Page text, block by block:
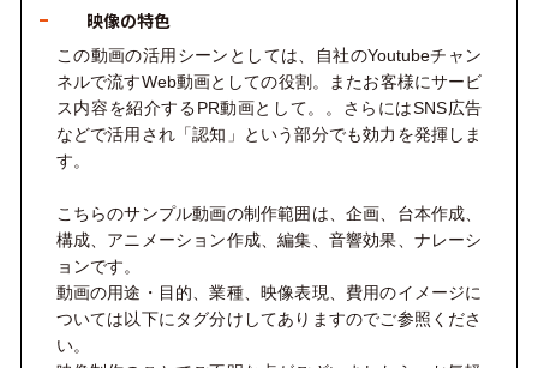
映像の特色
この動画の活用シーンとしては、自社のYoutubeチャン
ネルで流すWeb動画としての役割。またお客様にサービ
ス内容を紹介するPR動画として。。さらにはSNS広告
などで活用され「認知」という部分でも効力を発揮しま
す。
こちらのサンプル動画の制作範囲は、企画、台本作成、
構成、アニメーション作成、編集、音響効果、ナレーシ
ョンです。
動画の用途・目的、業種、映像表現、費用のイメージに
ついては以下にタグ分けしてありますのでご参照くださ
い。